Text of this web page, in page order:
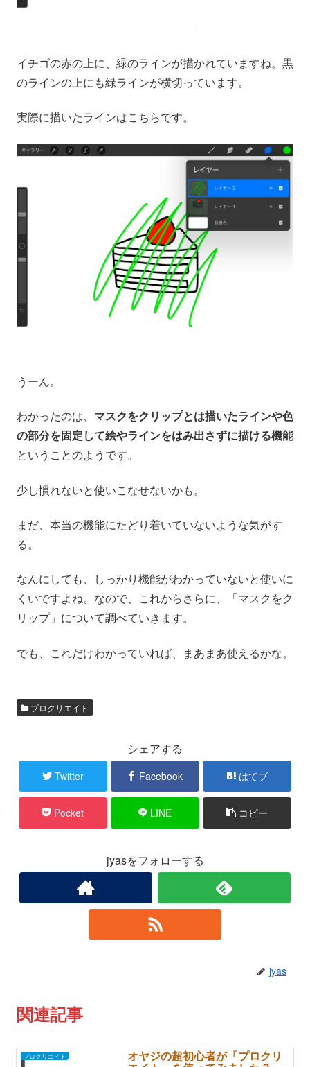
イチゴの赤の上に、緑のラインが描かれていますね。黒
のラインの上にも緑ラインが横切っています。
実際に描いたラインはこちらです。
うーん。
わかったのは、 マスクをクリップとは描いたラインや色
の部分を固定して絵やラインをはみ出さずに描ける機能
ということのようです。
少し慣れないと使いこなせないかも。
まだ、本当の機能にたどり着いていないような気がす
る。
なんにしても、しっかり機能がわかっていないと使いに
くいですよね。なので、これからさらに、「マスクをク
リップ」について調べていきます。
でも、これだけわかっていれば、まあまあ使えるかな。
プロクリエイト
シェアする
Twitter Facebook はてブ
Pocket LINE コピー
jyasをフォローする
jyas
関連記事
プロクリエイト
オヤジの超初心者が「プロクリ